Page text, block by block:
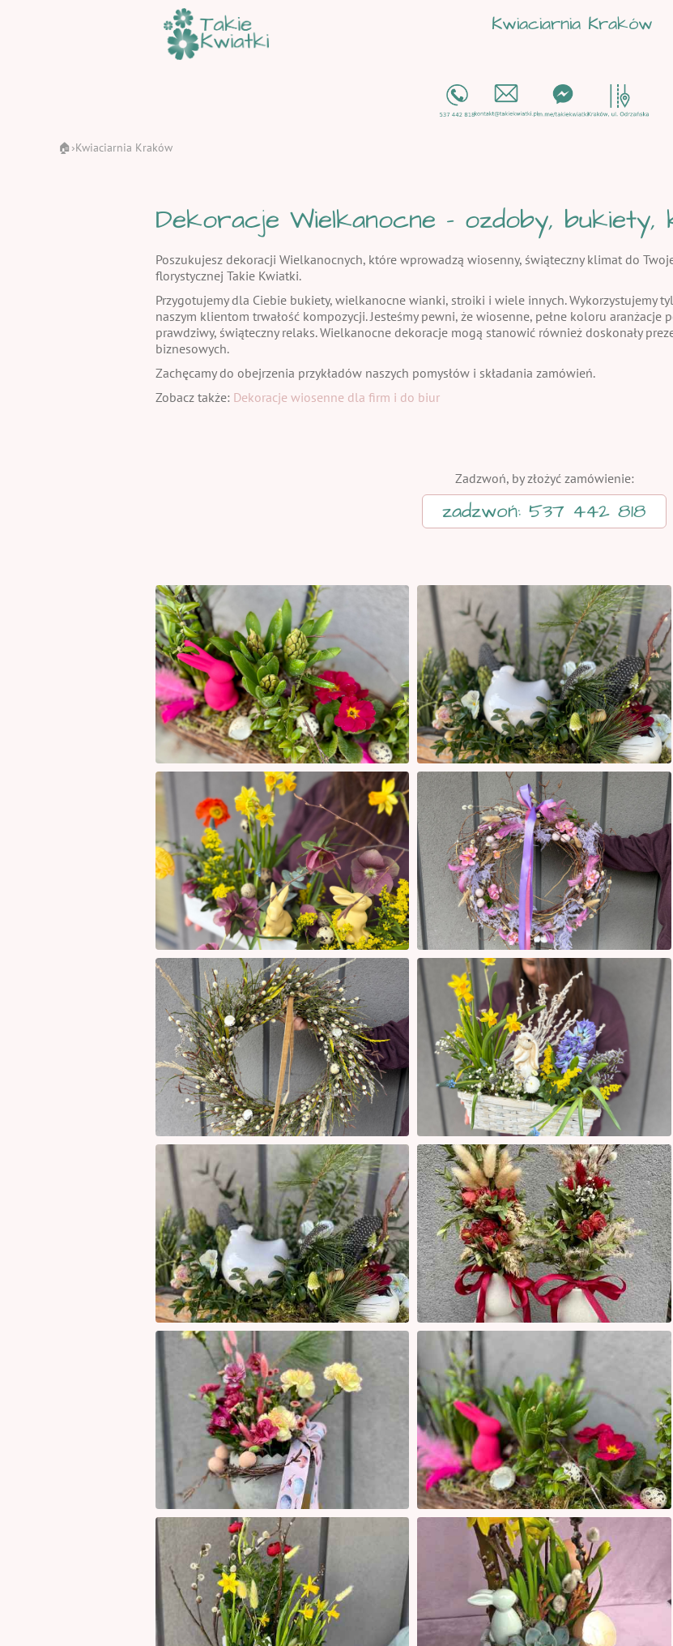
Kwiaciarnia Kraków
🏠 ›Kwiaciarnia Kraków
Dekoracje Wielkanocne - ozdoby,
Poszukujesz dekoracji Wielkanocnych, które wprowadzą wiosenny, świąteczny klimat do
florystycznej Takie Kwiatki.
Przygotujemy dla Ciebie bukiety, wielkanocne wianki, stroiki i wiele innych. Wykorzystujemy
naszym klientom trwałość kompozycji. Jesteśmy pewni, że wiosenne, pełne koloru
prawdziwy, świąteczny relaks. Wielkanocne dekoracje mogą stanowić również doskonały
biznesowych.
Zachęcamy do obejrzenia przykładów naszych pomysłów i składania zamówień.
Zobacz także: Dekoracje wiosenne dla firm i do biur
Zadzwoń, by złożyć zamówienie:
zadzwoń: 537 442 818